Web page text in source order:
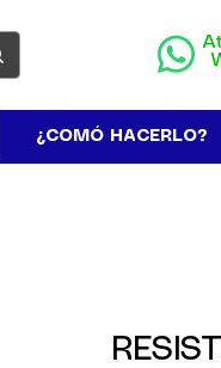
¿COMÓ HACERLO?